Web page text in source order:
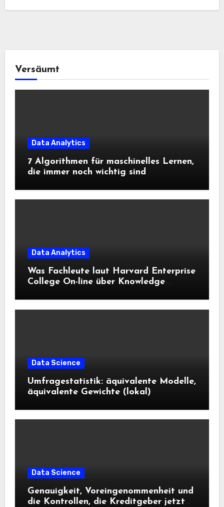
Versäumt
Data Analytics
7 Algorithmen für maschinelles Lernen,
die immer noch wichtig sind
Data Analytics
Was Fachleute laut Harvard Enterprise
College On-line über Knowledge
Data Science
Umfragestatistik: äquivalente Modelle,
äquivalente Gewichte (lokal)
Data Science
Genauigkeit, Voreingenommenheit und
die Kontrollen, die Kreditgeber jetzt